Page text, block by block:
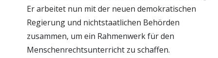
Er arbeitet nun mit der neuen demokratischen
Regierung und nichtstaatlichen Behörden
zusammen, um ein Rahmenwerk für den
Menschenrechtsunterricht zu schaffen.